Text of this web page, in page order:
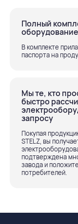
Полный
оборудование
В комплекте
паспорта на
Мы те, кто
быстро
запросу
Покупая
STELZ, вы
подтверждена
завода и
потребителей.